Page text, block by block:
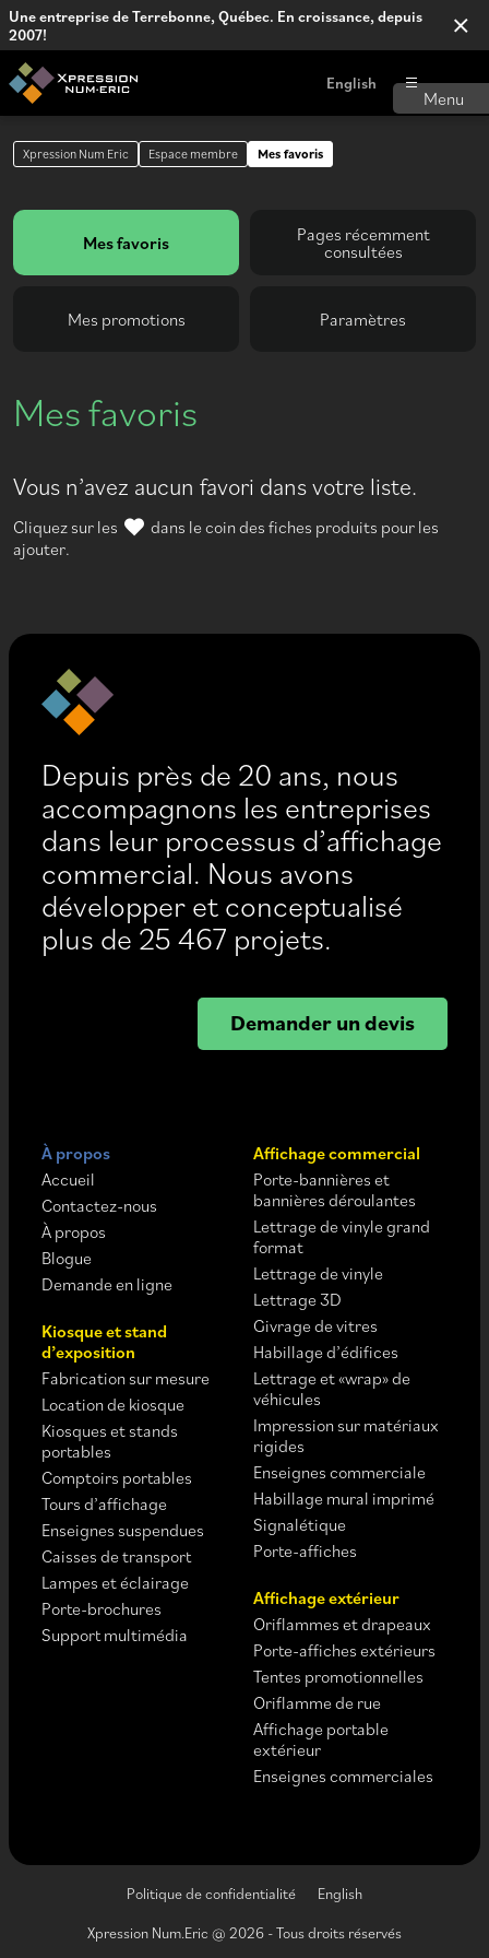
Une entreprise de Terrebonne, Québec. En croissance, depuis
2007!
English
Xpression Num Eric Espace membre Mes favoris
Mes favoris
Pages récemment
consultées
Mes promotions Paramètres
Mes favoris
Vous n’avez aucun favori dans votre liste.
Cliquez sur les
dans le coin des fiches produits pour les
ajouter.
Depuis près de 20 ans, nous
accompagnons les entreprises
dans leur processus d’affichage
commercial. Nous avons
développer et conceptualisé
plus de 25 467 projets.
Demander un devis
À propos
Accueil
Contactez-nous
À propos
Blogue
Demande en ligne
Kiosque et stand
d’exposition
Fabrication sur mesure
Location de kiosque
Kiosques et stands
portables
Comptoirs portables
Tours d’affichage
Enseignes suspendues
Caisses de transport
Lampes et éclairage
Porte-brochures
Support multimédia
Affichage commercial
Porte-bannières et
bannières déroulantes
Lettrage de vinyle grand
format
Lettrage de vinyle
Lettrage 3D
Givrage de vitres
Habillage d’édifices
Lettrage et «wrap» de
véhicules
Impression sur matériaux
rigides
Enseignes commerciale
Habillage mural imprimé
Signalétique
Porte-affiches
Affichage extérieur
Oriflammes et drapeaux
Porte-affiches extérieurs
Tentes promotionnelles
Oriflamme de rue
Affichage portable
extérieur
Enseignes commerciales
Xpression Num.Eric @ 2026 - Tous droits réservés
Politique de confidentialité English